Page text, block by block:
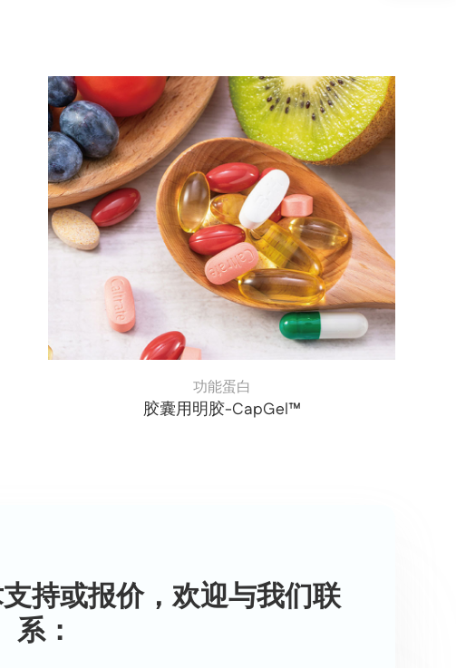
功能蛋白
胶囊用明胶-CapGel™
持或报价，欢迎与我们联
系：